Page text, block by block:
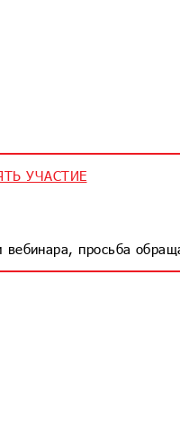
УЧАСТИЕ
просьба